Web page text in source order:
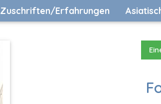
Zuschriften/Erfahrungen